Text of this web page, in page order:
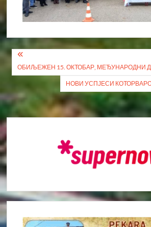
Кретање
чланка
ОБИЉЕЖЕН 15. ОКТОБАР, МЕЂУНАРОДНИ
НОВИ УСПЈЕСИ